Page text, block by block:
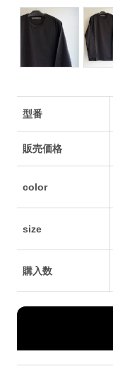
型番
販売価格
color
size
購入数